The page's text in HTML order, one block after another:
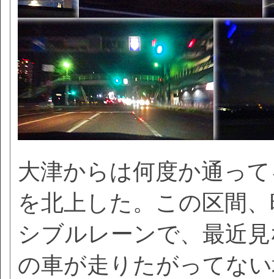
大津からは何度か通っ
を北上した。この区間
シブルレーンで、最近
の車が走りたがってな